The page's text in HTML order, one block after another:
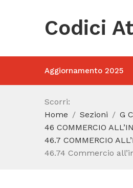
Codici
Aggiornamento 2025
Scorri:
Home
Sezioni
G
46 COMMERCIO
46.7 COMMERCIO
46.74 Commercio